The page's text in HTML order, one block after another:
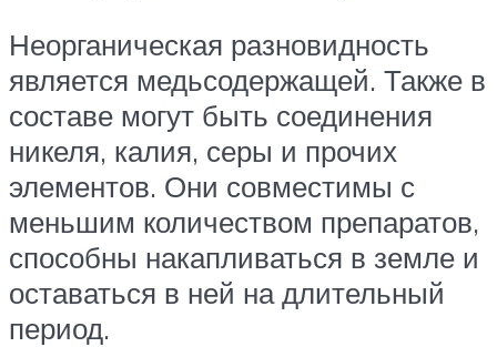
Неорганическая разновидность
является медьсодержащей. Также в
составе могут быть соединения
никеля, калия, серы и прочих
элементов. Они совместимы с
меньшим количеством препаратов,
способны накапливаться в земле и
оставаться в ней на длительный
период.